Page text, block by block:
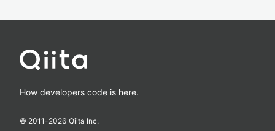
How developers code is here.
© 2011-2026 Qiita Inc.